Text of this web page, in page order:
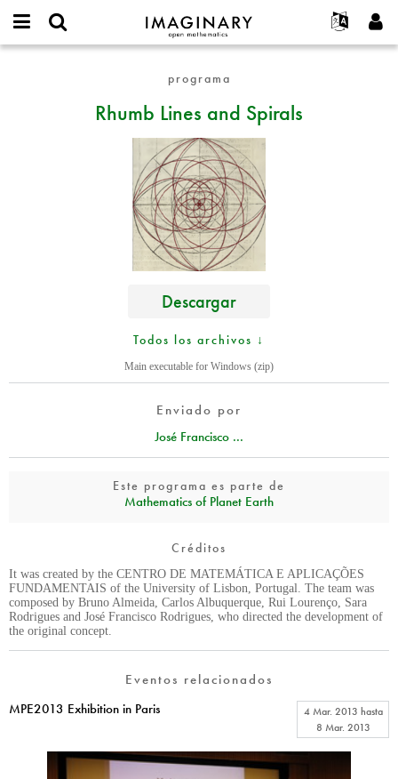
IMAGINARY
open
Français
Deutsch
한국어
Español
Türkçe
Programas
Galerías
Interactivos
Películas
Textos
Exposiciones
Más...
Proyectos
Participar
Contacto
Crear nueva cuenta
Solicitar una nueva contraseña
programa
Rhumb Lines and Spirals
Descargar
Todos los archivos ↓
Main executable for Windows (zip)
Enviado por
José Francisco ...
Este programa es parte de
Mathematics of Planet Earth
Créditos
It was created by the CENTRO DE MATEMÁTICA E APLICAÇÕES
FUNDAMENTAIS of the University of Lisbon, Portugal. The team was
composed by Bruno Almeida, Carlos Albuquerque, Rui Lourenço, Sara
Rodrigues and José Francisco Rodrigues, who directed the development of
the original concept.
Eventos relacionados
MPE2013 Exhibition in Paris
4 Mar. 2013 hasta
8 Mar. 2013